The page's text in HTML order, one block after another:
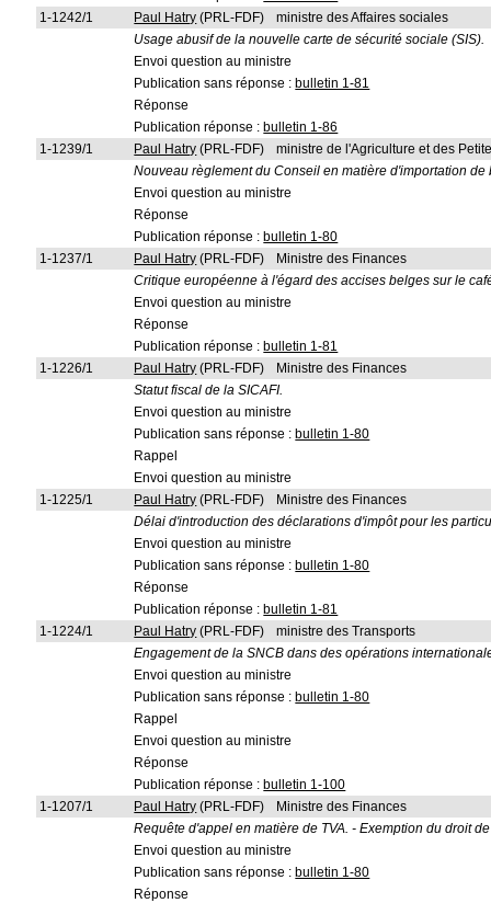
1-1242/1
Paul Hatry (PRL-FDF)
ministre des Affaires sociales
Usage abusif de la nouvelle carte de sécurité sociale (SIS).
Envoi question au ministre
Publication sans réponse : bulletin 1-81
Réponse
Publication réponse : bulletin 1-86
1-1239/1
Paul Hatry (PRL-FDF)
ministre de l'Agriculture et des
Nouveau règlement du Conseil en matière d'importation de
Envoi question au ministre
Réponse
Publication réponse : bulletin 1-80
1-1237/1
Paul Hatry (PRL-FDF)
Ministre des Finances
Critique européenne à l'égard des accises belges sur le
Envoi question au ministre
Réponse
Publication réponse : bulletin 1-81
1-1226/1
Paul Hatry (PRL-FDF)
Ministre des Finances
Statut fiscal de la SICAFI.
Envoi question au ministre
Publication sans réponse : bulletin 1-80
Rappel
Envoi question au ministre
1-1225/1
Paul Hatry (PRL-FDF)
Ministre des Finances
Délai d'introduction des déclarations d'impôt pour les
Envoi question au ministre
Publication sans réponse : bulletin 1-80
Réponse
Publication réponse : bulletin 1-81
1-1224/1
Paul Hatry (PRL-FDF)
ministre des Transports
Engagement de la SNCB dans des opérations
Envoi question au ministre
Publication sans réponse : bulletin 1-80
Rappel
Envoi question au ministre
Réponse
Publication réponse : bulletin 1-100
1-1207/1
Paul Hatry (PRL-FDF)
Ministre des Finances
Requête d'appel en matière de TVA. - Exemption du droit
Envoi question au ministre
Publication sans réponse : bulletin 1-80
Réponse